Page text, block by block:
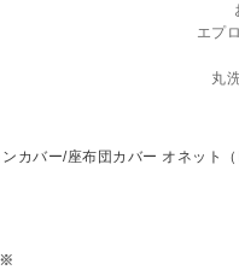
エプ
丸
※